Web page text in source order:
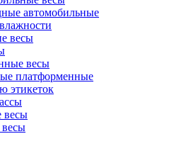
автомобильные
весы
весы
платформенные
этикеток
весы